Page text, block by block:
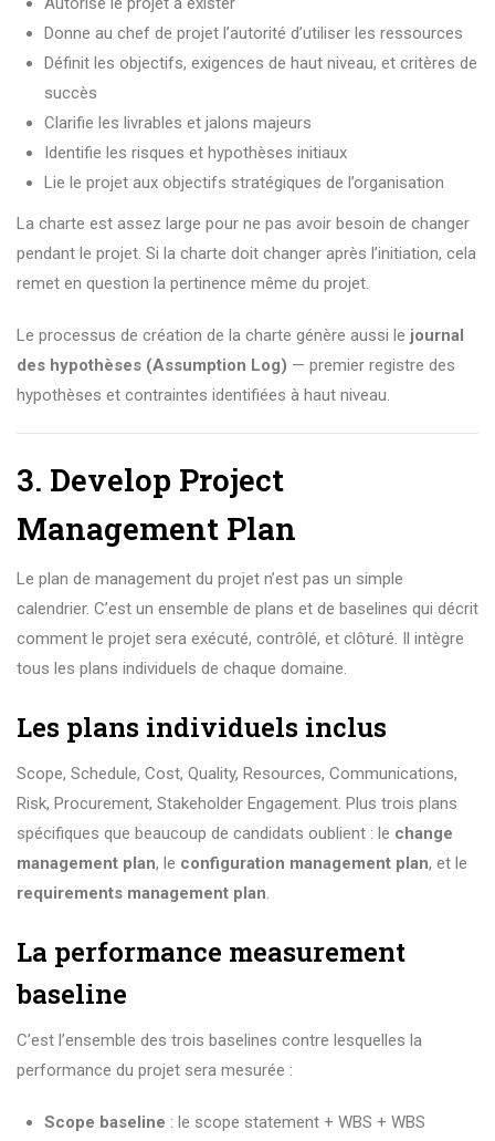
Donne au chef de projet l’autorité d’utiliser les ressources
Définit les objectifs, exigences de haut niveau, et critères de
succès
Clarifie les livrables et jalons majeurs
Identifie les risques et hypothèses initiaux
Lie le projet aux objectifs stratégiques de l’organisation
La charte est assez large pour ne pas avoir besoin de changer
pendant le projet. Si la charte doit changer après l’initiation, cela
remet en question la pertinence même du projet.
Le processus de création de la charte génère aussi le journal
des hypothèses (Assumption Log) — premier registre des
hypothèses et contraintes identifiées à haut niveau.
3. Develop Project
Management Plan
Le plan de management du projet n’est pas un simple
calendrier. C’est un ensemble de plans et de baselines qui décrit
comment le projet sera exécuté, contrôlé, et clôturé. Il intègre
tous les plans individuels de chaque domaine.
Les plans individuels inclus
Scope, Schedule, Cost, Quality, Resources, Communications,
Risk, Procurement, Stakeholder Engagement. Plus trois plans
spécifiques que beaucoup de candidats oublient : le change
management plan, le configuration management plan, et le
requirements management plan.
La performance measurement
baseline
C’est l’ensemble des trois baselines contre lesquelles la
performance du projet sera mesurée :
Scope baseline : le scope statement + WBS + WBS